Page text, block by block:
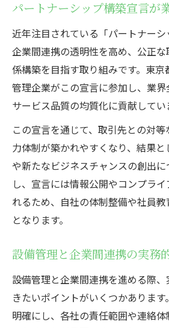
パートナーシップ構築宣言が
近年注目されている「パートナーシ
企業間連携の透明性を高め、公正
係構築を目指す取り組みです。東
管理企業がこの宣言に参加し、業
サービス品質の均質化に貢献してい
この宣言を通じて、取引先との対
力体制が築かれやすくなり、結果
や新たなビジネスチャンスの創出
し、宣言には情報公開やコンプラ
れるため、自社の体制整備や社員
となります。
設備管理と企業間連携の実務
設備管理と企業間連携を進める際
きたいポイントがいくつかあります
明確にし、各社の責任範囲や連絡